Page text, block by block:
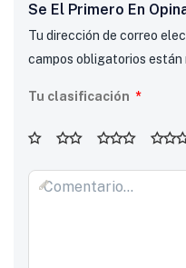
Se El Primero En
Tu dirección de correo
campos obligatorios están
Tu clasificación *